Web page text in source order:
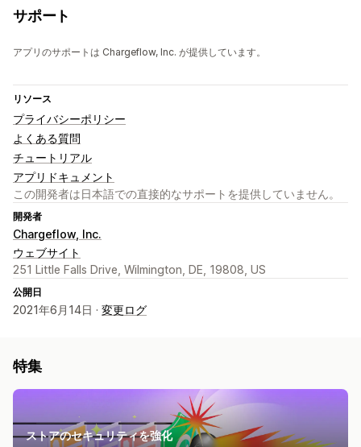
サポート
アプリのサポートは Chargeflow, Inc. が提供しています。
リソース
プライバシーポリシー
よくある質問
チュートリアル
アプリドキュメント
この開発者は日本語での直接的なサポートを提供していません。
開発者
Chargeflow, Inc.
ウェブサイト
251 Little Falls Drive, Wilmington, DE, 19808, US
公開日
2021年6月14日 · 変更ログ
特集
ストアのセキュリティを強化